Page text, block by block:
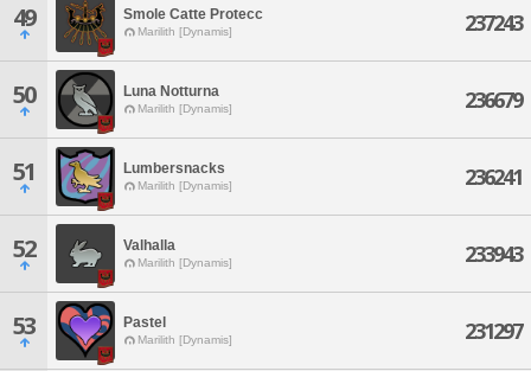
49 Smole Catte Protecc
Marilith [Dynamis] 237243
50 Luna Notturna
Marilith [Dynamis] 236679
51 Lumbersnacks
Marilith [Dynamis] 236241
52 Valhalla
Marilith [Dynamis] 233943
53 Pastel
Marilith [Dynamis] 231297